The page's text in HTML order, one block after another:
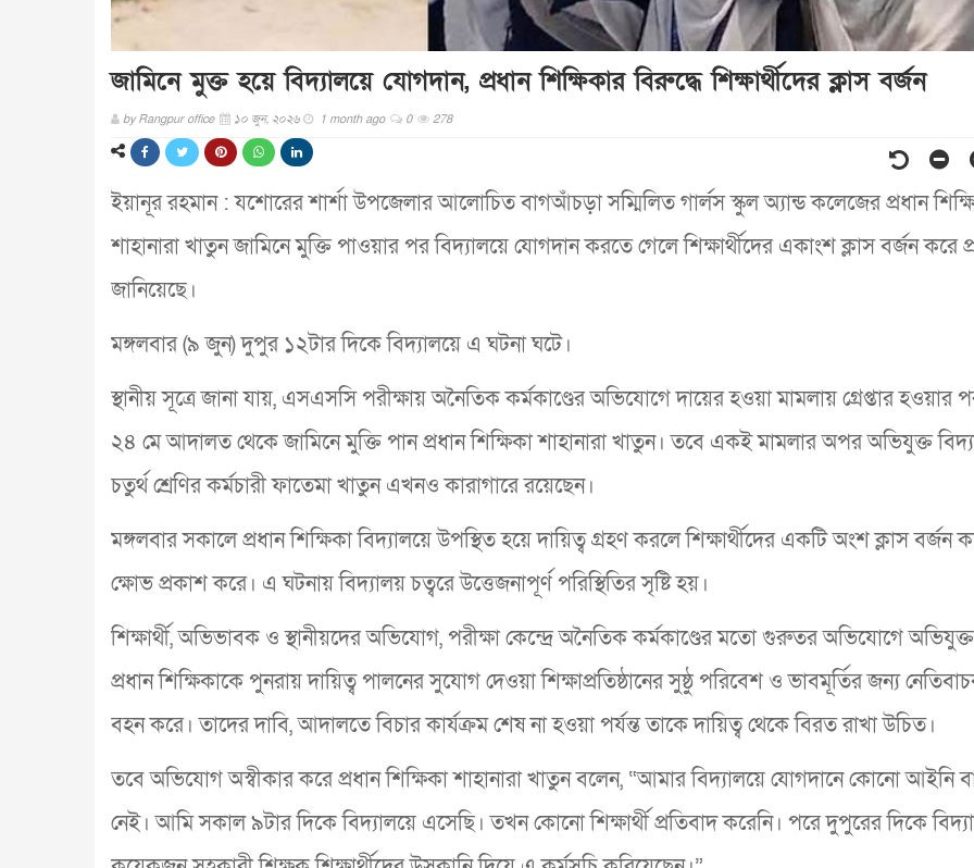
জামিনে মুক্ত হয়ে বিদ্যালয়ে যোগদান, প্রধান শিক্ষিকার বিরুদ্ধে শিক্ষার্থীদের ক্লাস বর্জন
byRangpur office ১০ জুন, ২০২৬ 1 month ago 0 278
ইয়ানূর রহমান : যশোরের শার্শা উপজেলার আলোচিত বাগআঁচড়া সম্মিলিত গার্লস স্কুল অ্যান্ড কলেজের প্রধান
শাহানারা খাতুন জামিনে মুক্তি পাওয়ার পর বিদ্যালয়ে যোগদান করতে গেলে শিক্ষার্থীদের একাংশ ক্লাস বর্জন করে
জানিয়েছে।
মঙ্গলবার (৯ জুন) দুপুর ১২টার দিকে বিদ্যালয়ে এ ঘটনা ঘটে।
স্থানীয় সূত্রে জানা যায়, এসএসসি পরীক্ষায় অনৈতিক কর্মকাণ্ডের অভিযোগে দায়ের হওয়া মামলায় গ্রেপ্তার হওয়ার
২৪ মে আদালত থেকে জামিনে মুক্তি পান প্রধান শিক্ষিকা শাহানারা খাতুন। তবে একই মামলার অপর অভিযুক্ত
চতুর্থ শ্রেণির কর্মচারী ফাতেমা খাতুন এখনও কারাগারে রয়েছেন।
মঙ্গলবার সকালে প্রধান শিক্ষিকা বিদ্যালয়ে উপস্থিত হয়ে দায়িত্ব গ্রহণ করলে শিক্ষার্থীদের একটি অংশ ক্লাস বর্জন
ক্ষোভ প্রকাশ করে। এ ঘটনায় বিদ্যালয় চত্বরে উত্তেজনাপূর্ণ পরিস্থিতির সৃষ্টি হয়।
শিক্ষার্থী, অভিভাবক ও স্থানীয়দের অভিযোগ, পরীক্ষা কেন্দ্রে অনৈতিক কর্মকাণ্ডের মতো গুরুতর অভিযোগে
প্রধান শিক্ষিকাকে পুনরায় দায়িত্ব পালনের সুযোগ দেওয়া শিক্ষাপ্রতিষ্ঠানের সুষ্ঠু পরিবেশ ও ভাবমূর্তির জন্য
বহন করে। তাদের দাবি, আদালতে বিচার কার্যক্রম শেষ না হওয়া পর্যন্ত তাকে দায়িত্ব থেকে বিরত রাখা উচিত।
তবে অভিযোগ অস্বীকার করে প্রধান শিক্ষিকা শাহানারা খাতুন বলেন, “আমার বিদ্যালয়ে যোগদানে কোনো আইনি
নেই। আমি সকাল ৯টার দিকে বিদ্যালয়ে এসেছি। তখন কোনো শিক্ষার্থী প্রতিবাদ করেনি। পরে দুপুরের দিকে